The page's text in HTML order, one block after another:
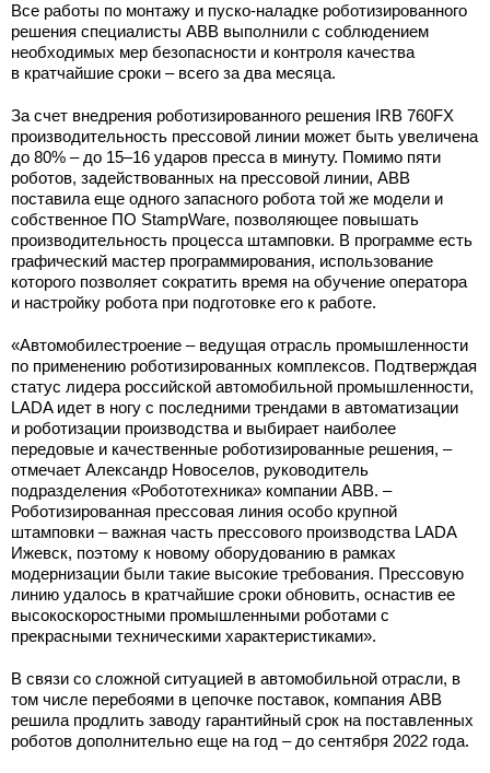
Все работы по монтажу и пуско-наладке роботизированного
решения специалисты ABB выполнили с соблюдением
необходимых мер безопасности и контроля качества
в кратчайшие сроки – всего за два месяца.
За счет внедрения роботизированного решения IRB 760FX
производительность прессовой линии может быть увеличена
до 80% – до 15–16 ударов пресса в минуту. Помимо пяти
роботов, задействованных на прессовой линии, ABB
поставила еще одного запасного робота той же модели и
собственное ПО StampWare, позволяющее повышать
производительность процесса штамповки. В программе есть
графический мастер программирования, использование
которого позволяет сократить время на обучение оператора
и настройку робота при подготовке его к работе.
«Автомобилестроение – ведущая отрасль промышленности
по применению роботизированных комплексов. Подтверждая
статус лидера российской автомобильной промышленности,
LADA идет в ногу с последними трендами в автоматизации
и роботизации производства и выбирает наиболее
передовые и качественные роботизированные решения, –
отмечает Александр Новоселов, руководитель
подразделения «Робототехника» компании ABB. –
Роботизированная прессовая линия особо крупной
штамповки – важная часть прессового производства LADA
Ижевск, поэтому к новому оборудованию в рамках
модернизации были такие высокие требования. Прессовую
линию удалось в кратчайшие сроки обновить, оснастив ее
высокоскоростными промышленными роботами с
прекрасными техническими характеристиками».
В связи со сложной ситуацией в автомобильной отрасли, в
том числе перебоями в цепочке поставок, компания ABB
решила продлить заводу гарантийный срок на поставленных
роботов дополнительно еще на год – до сентября 2022 года.